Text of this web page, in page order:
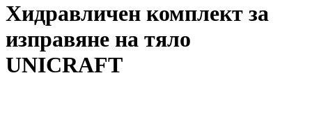
Хидравличен комплект за
изправяне на тяло
UNICRAFT